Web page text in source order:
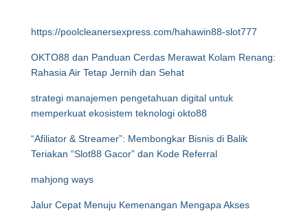
https://poolcleanersexpress.com/hahawin88-slot777
OKTO88 dan Panduan Cerdas Merawat Kolam Renang:
Rahasia Air Tetap Jernih dan Sehat
strategi manajemen pengetahuan digital untuk
memperkuat ekosistem teknologi okto88
“Afiliator & Streamer”: Membongkar Bisnis di Balik
Teriakan “Slot88 Gacor” dan Kode Referral
mahjong ways
Jalur Cepat Menuju Kemenangan Mengapa Akses